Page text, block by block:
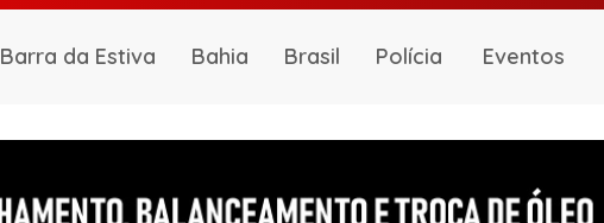
Barra da Estiva Bahia Brasil Polícia Eventos